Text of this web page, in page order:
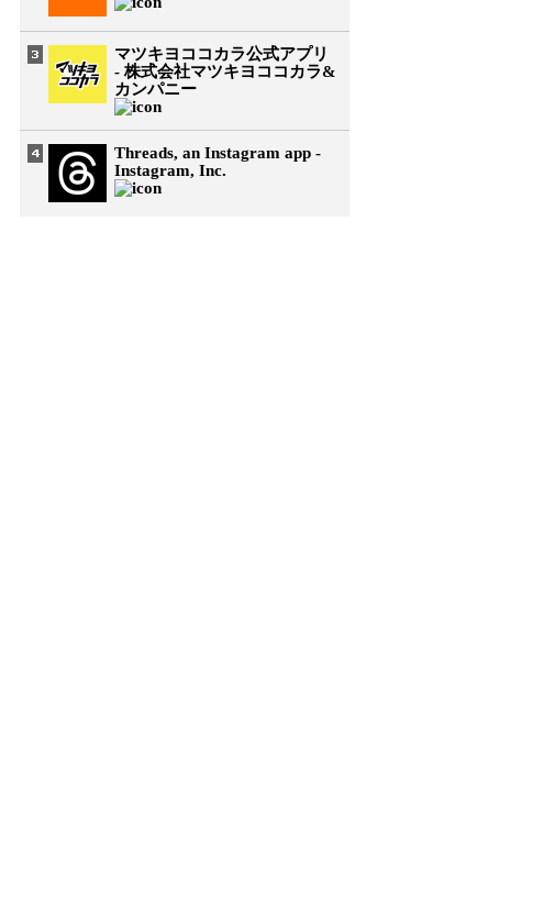
マツキヨココカラ公式アプリ
- 株式会社マツキヨココカラ&
カンパニー
Threads, an Instagram app -
Instagram, Inc.